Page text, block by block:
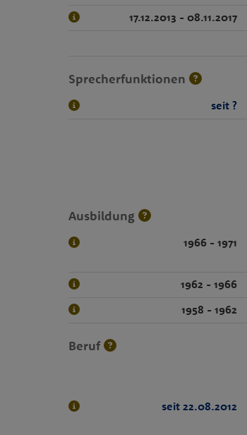
17.12.2013 - 08.11.2017
Sprecherfunktionen
seit ?
Ausbildung
1966 - 1971
1962 - 1966
1958 - 1962
Beruf
seit 22.08.2012